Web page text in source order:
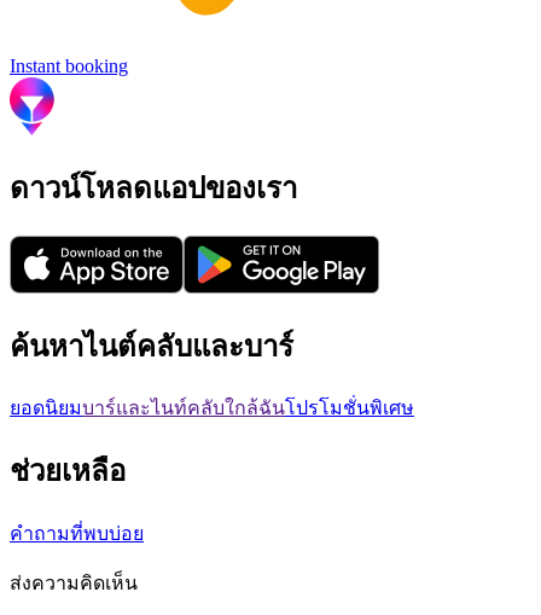
Instant booking
ดาวน์โหลดแอปของเรา
ค้นหาไนต์คลับและบาร์
ยอดนิยมบาร์และไนท์คลับใกล้ฉันโปรโมชั่นพิเศษ
ช่วยเหลือ
คำถามที่พบบ่อย
ส่งความคิดเห็น